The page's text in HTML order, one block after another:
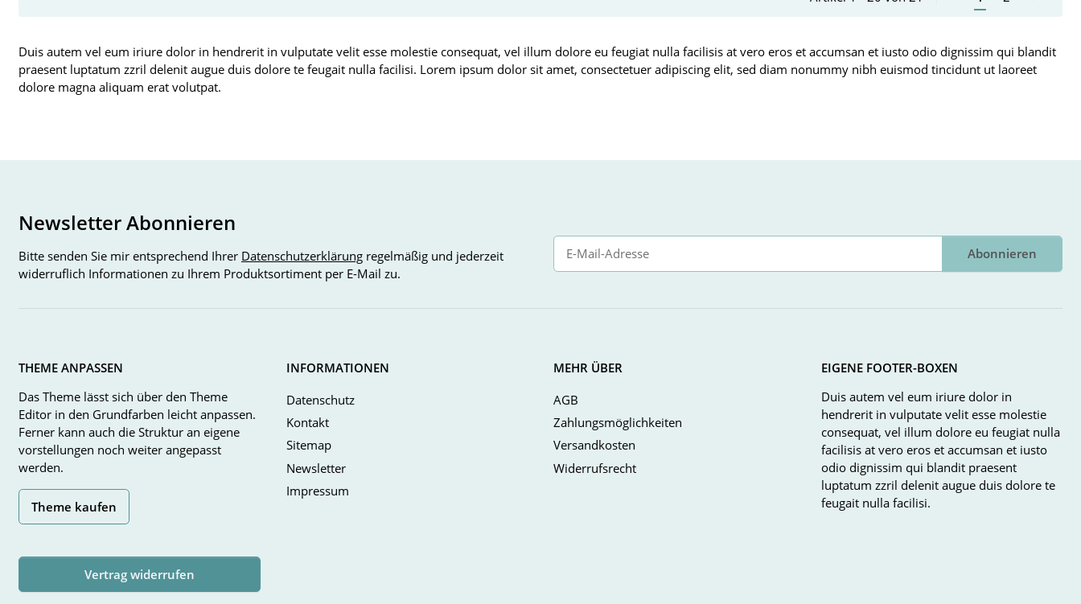
Duis autem vel eum iriure dolor in hendrerit in vulputate velit esse molestie consequat, vel illum dolore eu feugiat nulla facilisis at vero eros et accumsan et iusto odio dignissim qui blandit
praesent luptatum zzril delenit augue duis dolore te feugait nulla facilisi. Lorem ipsum dolor sit amet, consectetuer adipiscing elit, sed diam nonummy nibh euismod tincidunt ut laoreet
dolore magna aliquam erat volutpat.
Newsletter Abonnieren
Bitte senden Sie mir entsprechend Ihrer Datenschutzerklärung regelmäßig und jederzeit
widerruflich Informationen zu Ihrem Produktsortiment per E-Mail zu.
Abonnieren
THEME ANPASSEN
Das Theme lässt sich über den Theme
Editor in den Grundfarben leicht anpassen.
Ferner kann auch die Struktur an eigene
vorstellungen noch weiter angepasst
werden.
Theme kaufen
INFORMATIONEN
Datenschutz
Kontakt
Sitemap
Newsletter
Impressum
MEHR ÜBER
AGB
Zahlungsmöglichkeiten
Versandkosten
Widerrufsrecht
EIGENE FOOTER-BOXEN
Duis autem vel eum iriure dolor in
hendrerit in vulputate velit esse molestie
consequat, vel illum dolore eu feugiat nulla
facilisis at vero eros et accumsan et iusto
odio dignissim qui blandit praesent
luptatum zzril delenit augue duis dolore te
feugait nulla facilisi.
Vertrag widerrufen